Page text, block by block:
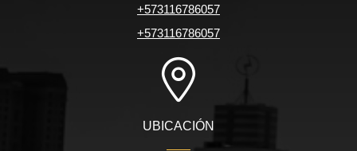
+573116786057
+573116786057
UBICACIÓN